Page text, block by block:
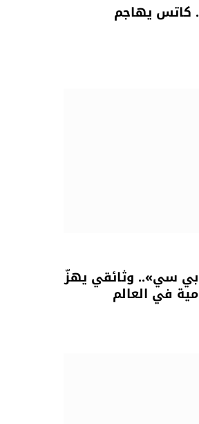
كاتس يهاجم
سي».. وثائقي يهزّ
في العالم